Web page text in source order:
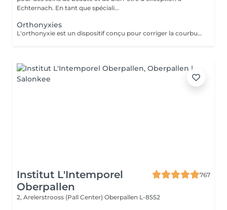
Echternach. En tant que spéciali...
Orthonyxies
L'orthonyxie est un dispositif conçu pour corriger la courbure anormale des ongles. Elle permet de prévenir, soulager et traiter cette condition
Institut L'Intemporel
Oberpallen
767
2, Arelerstrooss (Pall Center) Oberpallen L-8552